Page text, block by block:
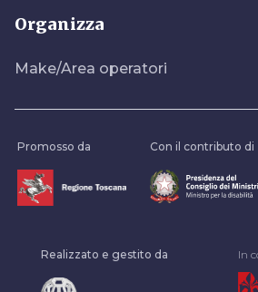
Organizza
Make/Area operatori
Promosso da Con il contributo di
Realizzato e gestito da In